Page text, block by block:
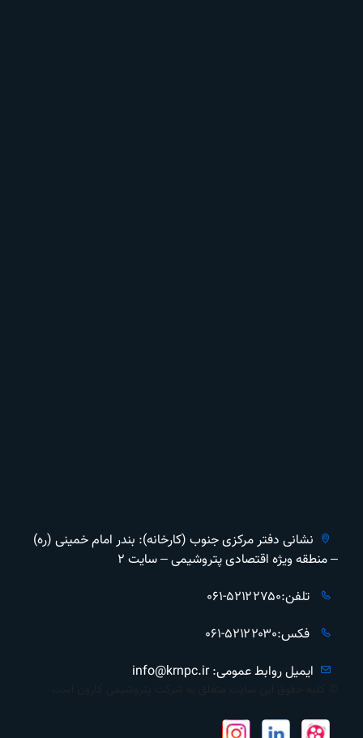
نشانی دفتر مرکزی جنوب (کارخانه): بندر امام خمینی (ره)
– منطقه ویژه اقتصادی پتروشیمی – سایت ۲
تلفن:۵۲۱۲۲۷۵۰-۰۶۱
فکس:۵۲۱۲۲۰۳۰-۰۶۱
ایمیل روابط عمومی: info@krnpc.ir